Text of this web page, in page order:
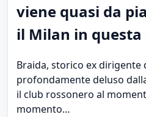
viene quasi da
il Milan in
Braida, storico ex dirigente
profondamente deluso
il club rossonero al
momento…